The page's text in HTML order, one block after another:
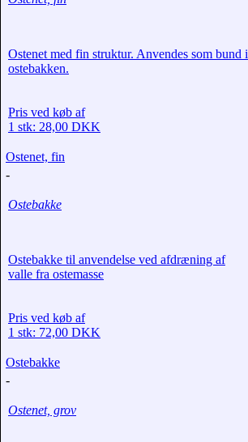
Ostenet med fin struktur. Anvendes som bund i
ostebakken.
Pris ved køb af
1 stk: 28,00 DKK
Ostenet, fin
-
Ostebakke
Ostebakke til anvendelse ved afdræning af
valle fra ostemasse
Pris ved køb af
1 stk: 72,00 DKK
Ostebakke
-
Ostenet, grov